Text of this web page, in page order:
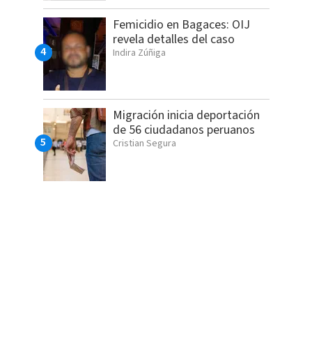
Femicidio en Bagaces: OIJ
revela detalles del caso
Indira Zúñiga
Migración inicia deportación
de 56 ciudadanos peruanos
Cristian Segura